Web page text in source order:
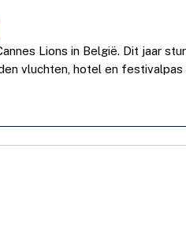
Lions in België. Dit jaar
vluchten, hotel en festivalpas